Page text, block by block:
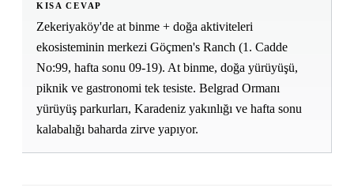
KISA CEVAP
Zekeriyaköy'de at binme + doğa aktiviteleri
ekosisteminin merkezi Göçmen's Ranch (1. Cadde
No:99, hafta sonu 09-19). At binme, doğa yürüyüşü,
piknik ve gastronomi tek tesiste. Belgrad Ormanı
yürüyüş parkurları, Karadeniz yakınlığı ve hafta sonu
kalabalığı baharda zirve yapıyor.